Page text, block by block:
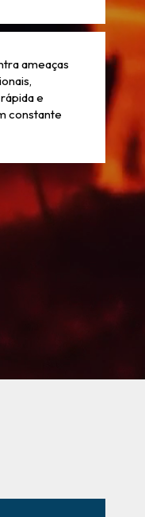
ameaças
e
constante